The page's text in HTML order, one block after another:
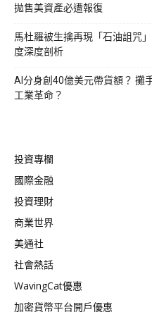
拋售美資產必遭報復
馬杜羅被生擒再現「石油詛咒
度深度剖析
AI分身創40億美元帶貨額？ 攤
工業革命？
投資專欄
國際金融
投資理財
商業世界
美通社
社會熱話
WavingCat優惠
加密貨幣平台開戶優惠